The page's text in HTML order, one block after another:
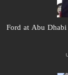
Ford at Abu